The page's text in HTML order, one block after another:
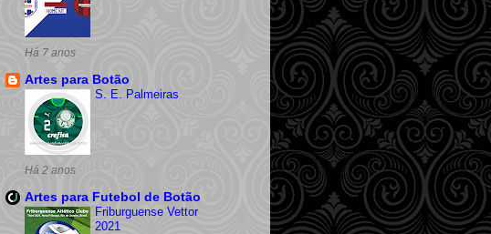
Há 7 anos
Artes para Botão
S. E. Palmeiras
Há 2 anos
Artes para Futebol de Botão
Friburguense Vettor
2021